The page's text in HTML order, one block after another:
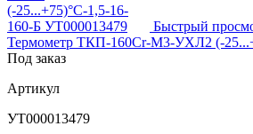
Быстрый
Термометр ТКП-160Сr-М3-УХЛ2 (-
Под заказ
Артикул
УТ000013479